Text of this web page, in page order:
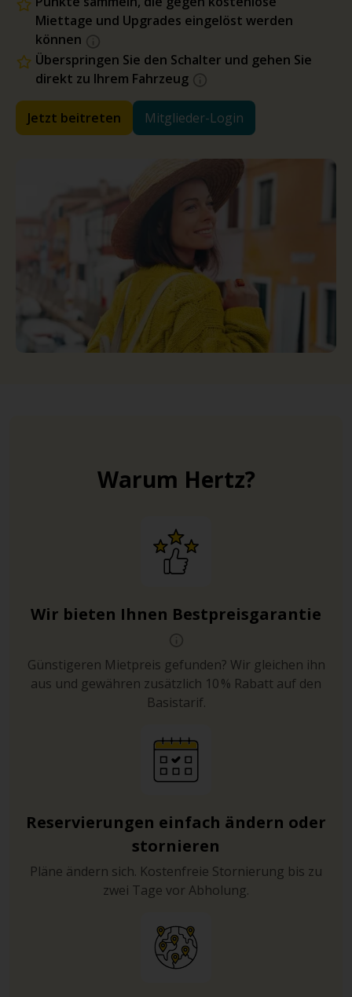
Miettage und Upgrades eingelöst werden
können
Überspringen Sie den Schalter und gehen Sie
direkt zu Ihrem Fahrzeug
Jetzt beitreten Mitglieder-Login
Warum Hertz?
Wir bieten Ihnen Bestpreisgarantie
Günstigeren Mietpreis gefunden? Wir gleichen ihn
aus und gewähren zusätzlich 10 % Rabatt auf den
Basistarif.
Reservierungen einfach ändern oder
stornieren
Pläne ändern sich. Kostenfreie Stornierung bis zu
zwei Tage vor Abholung.